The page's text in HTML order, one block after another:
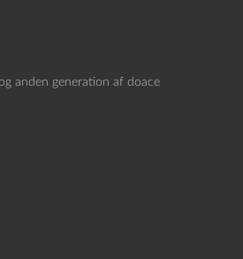
anden generation af doace